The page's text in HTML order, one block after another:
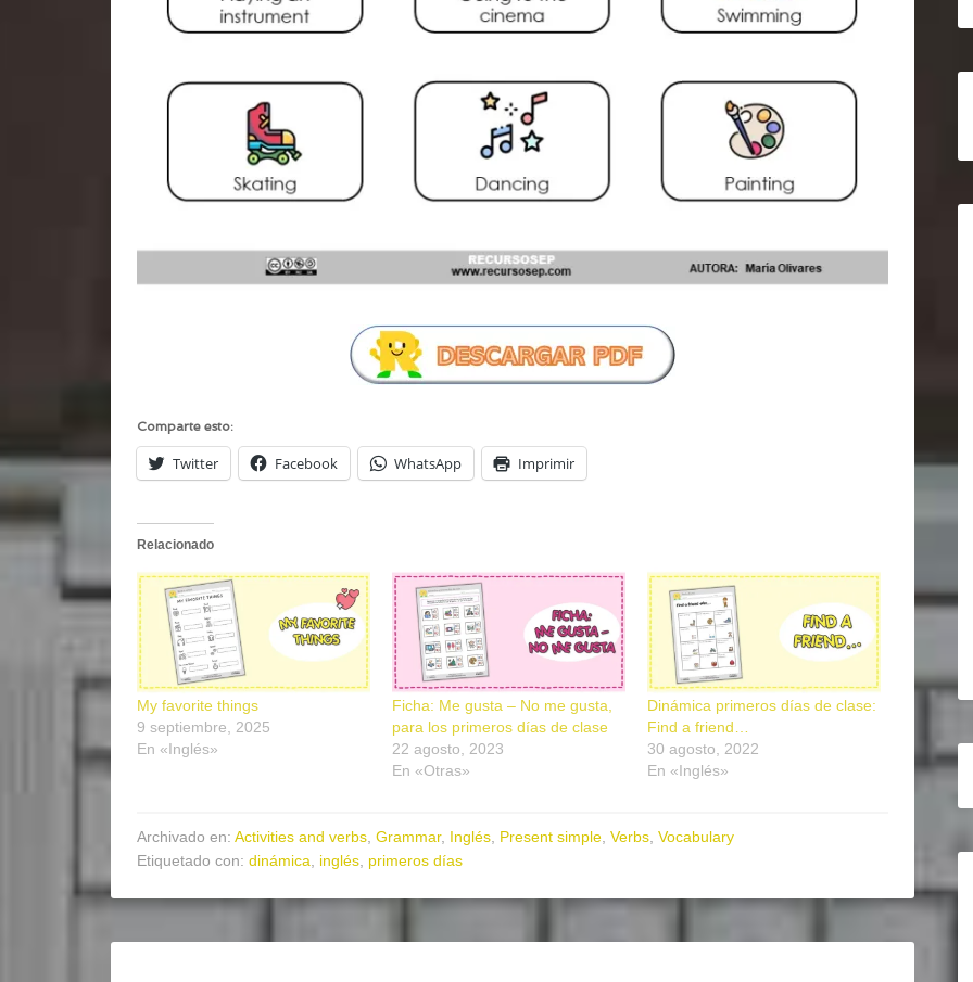
Comparte esto:
Twitter Facebook WhatsApp Imprimir
Relacionado
My favorite things
9 septiembre, 2025
En «Inglés»
Ficha: Me gusta – No me gusta,
para los primeros días de clase
22 agosto, 2023
En «Otras»
Dinámica primeros días de clase:
Find a friend…
30 agosto, 2022
En «Inglés»
Archivado en: Activities and verbs Grammar, Inglés Present simple Verbs Vocabulary
Etiquetado con: dinámica inglés primeros días